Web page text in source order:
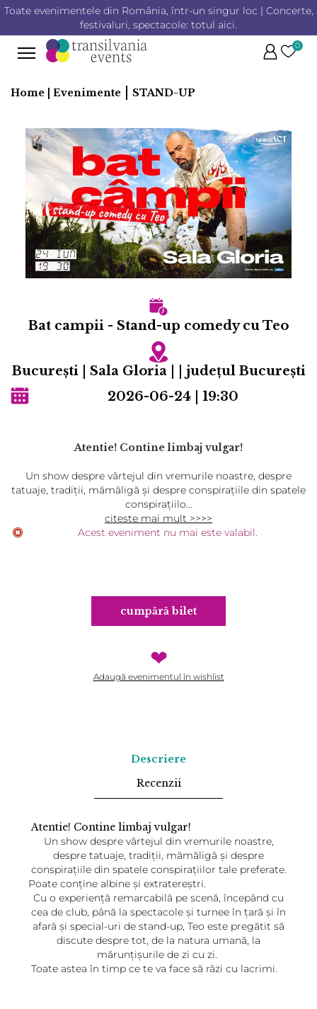
Toate evenimentele din România, într-un singur loc | Concerte,
festivaluri, spectacole: totul aici.
0
Home | Evenimente STAND-UP
Bat campii - Stand-up comedy cu Teo
Bucureşti | Sala Gloria | | județul Bucureşti
2026-06-24 | 19:30
Atentie! Contine limbaj vulgar!
Un show despre vârtejul din vremurile noastre, despre
tatuaje, tradiții, mămăligă și despre conspirațiile din spatele
conspirațiilo...
citeste mai mult >>>>
Acest eveniment nu mai este valabil.
cumpără bilet
❤
Adaugă evenimentul în wishlist
Descriere
Recenzii
Atentie! Contine limbaj vulgar!
Un show despre vârtejul din vremurile noastre,
despre tatuaje, tradiții, mămăligă și despre
conspirațiile din spatele conspirațiilor tale preferate.
Poate conține albine și extratereștri.
Cu o experiență remarcabilă pe scenă, începând cu
cea de club, până la spectacole și turnee în țară și în
afară și special-uri de stand-up, Teo este pregătit să
discute despre tot, de la natura umană, la
mărunțișurile de zi cu zi.
Toate astea în timp ce te va face să râzi cu lacrimi.